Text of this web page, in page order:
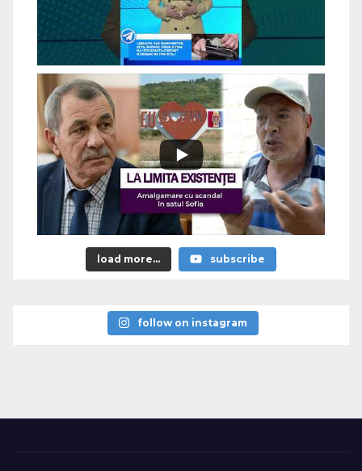
load more... subscribe
follow on instagram